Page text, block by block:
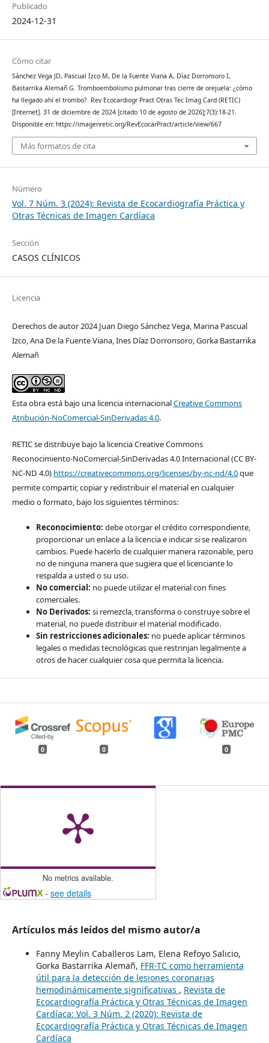
Publicado
2024-12-31
Cómo citar
Sánchez Vega JD, Pascual Izco M, De la Fuente Viana A, Díaz Dorronsoro I,
Bastarrika Alemañ G. Tromboembolismo pulmonar tras cierre de orejuela: ¿cómo
ha llegado ahí el trombo?. Rev Ecocardiogr Pract Otras Tec Imag Card (RETIC)
[Internet]. 31 de diciembre de 2024 [citado 10 de agosto de 2026];7(3):18-21.
Disponible en: https://imagenretic.org/RevEcocarPract/article/view/667
Más formatos de cita
Número
Vol. 7 Núm. 3 (2024): Revista de Ecocardiografía Práctica y
Otras Técnicas de Imagen Cardíaca
Sección
CASOS CLÍNICOS
Licencia
Derechos de autor 2024 Juan Diego Sánchez Vega, Marina Pascual
Izco, Ana De la Fuente Viana, Ines Díaz Dorronsoro, Gorka Bastarrika
Alemañ
Esta obra está bajo una licencia internacionalCreative Commons
Atribución-NoComercial-SinDerivadas 4.0.
RETIC se distribuye bajo la licencia Creative Commons
Reconocimiento-NoComercial-SinDerivadas 4.0 Internacional (CC BY-
NC-ND 4.0) https://creativecommons.org/licenses/by-nc-nd/4.0que
permite compartir, copiar y redistribuir el material en cualquier
medio o formato, bajo los siguientes términos:
Reconocimiento: debe otorgar el crédito correspondiente,
proporcionar un enlace a la licencia e indicar si se realizaron
cambios. Puede hacerlo de cualquier manera razonable, pero
no de ninguna manera que sugiera que el licenciante lo
respalda a usted o su uso.
No comercial: no puede utilizar el material con fines
comerciales.
No Derivados: si remezcla, transforma o construye sobre el
material, no puede distribuir el material modificado.
Sin restricciones adicionales: no puede aplicar términos
legales o medidas tecnológicas que restrinjan legalmente a
otros de hacer cualquier cosa que permita la licencia.
0 0 0
No metrics available.
- see details
Artículos más leídos del mismo autor/a
Fanny Meylin Caballeros Lam, Elena Refoyo Salicio,
Gorka Bastarrika Alemañ, FFR-TC como herramienta
útil para la detección de lesiones coronarias
hemodinámicamente significativas , Revista de
Ecocardiografía Práctica y Otras Técnicas de Imagen
Cardíaca: Vol. 3 Núm. 2 (2020): Revista de
Ecocardiografía Práctica y Otras Técnicas de Imagen
Cardíaca